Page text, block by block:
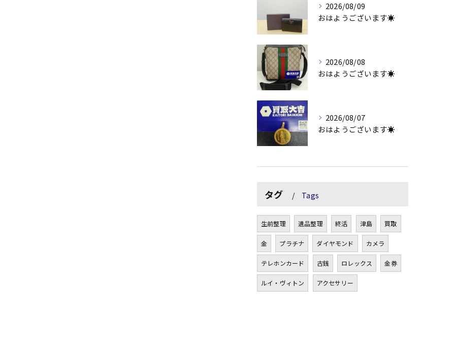
2026/08/09
おはようございます☀
2026/08/08
おはようございます☀
2026/08/07
おはようございます☀
タグ Tags
生前整理 遺品整理 終活 津島 買取
金 プラチナ ダイヤモンド カメラ
テレホンカード 古銭 ロレックス 金券
ルイ・ヴィトン アクセサリー